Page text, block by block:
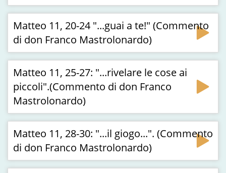
Matteo 11, 20-24 "...guai a te!" (Commento
di don Franco Mastrolonardo)
Matteo 11, 25-27: "...rivelare le cose ai
piccoli".(Commento di don Franco
Mastrolonardo)
Matteo 11, 28-30: "...il giogo...". (Commento
di don Franco Mastrolonardo)